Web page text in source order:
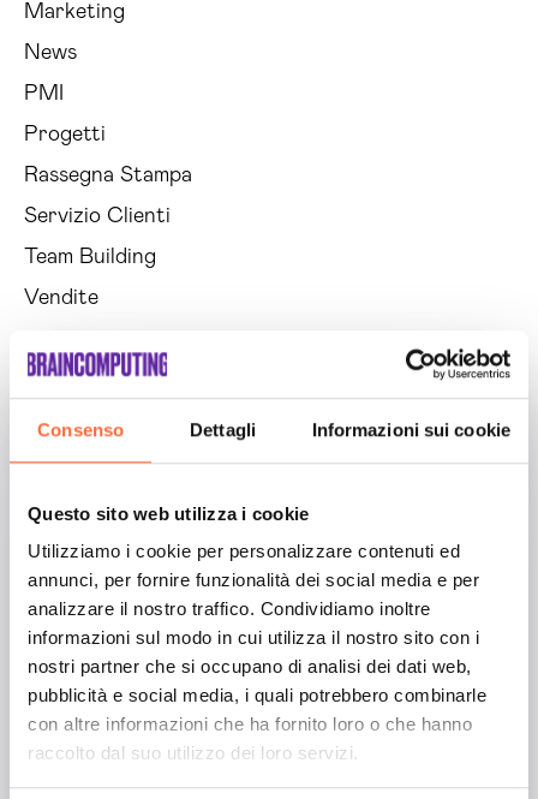
Consenso Dettagli Informazioni sui cookie
Questo sito web utilizza i cookie
Utilizziamo i cookie per personalizzare contenuti ed
annunci, per fornire funzionalità dei social media e per
analizzare il nostro traffico. Condividiamo inoltre
informazioni sul modo in cui utilizza il nostro sito con i
nostri partner che si occupano di analisi dei dati web,
pubblicità e social media, i quali potrebbero combinarle
con altre informazioni che ha fornito loro o che hanno
raccolto dal suo utilizzo dei loro servizi.
Marketing
News
PMI
Progetti
Rassegna Stampa
Servizio Clienti
Team Building
Vendite
Richiedi un'analisi della tua
situazione